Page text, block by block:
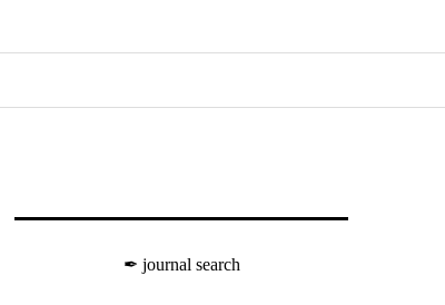
✒︎ journal search